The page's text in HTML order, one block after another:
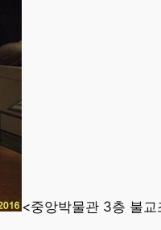
<중앙박물관 3층 불교